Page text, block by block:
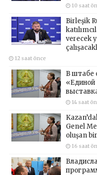
10 saat
Birleşik
verecek
12 saat önce
В штабе
«Единой
14 saat
Genel
oluşan
16 saat